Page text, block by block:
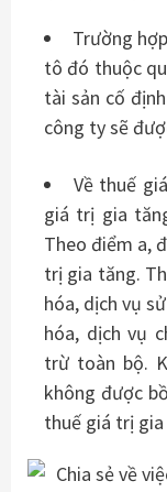
Trường
tô đó thuộc
tài sản cố
công ty sẽ
Về thuế
giá trị gia
Theo điểm a,
trị gia tăng.
hóa, dịch vụ
hóa, dịch vụ
trừ toàn bộ.
không được
thuế giá trị